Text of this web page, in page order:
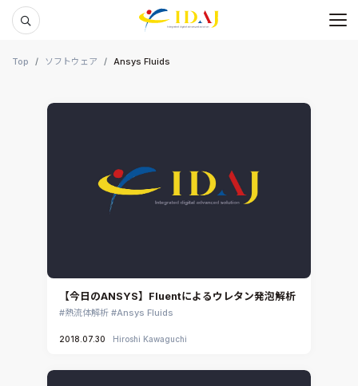
メ
Top ソフトウェア Ansys Fluids
【今日のANSYS】Fluentによるウレタン発泡解析
熱流体解析 Ansys Fluids
2018.07.30 Hiroshi Kawaguchi